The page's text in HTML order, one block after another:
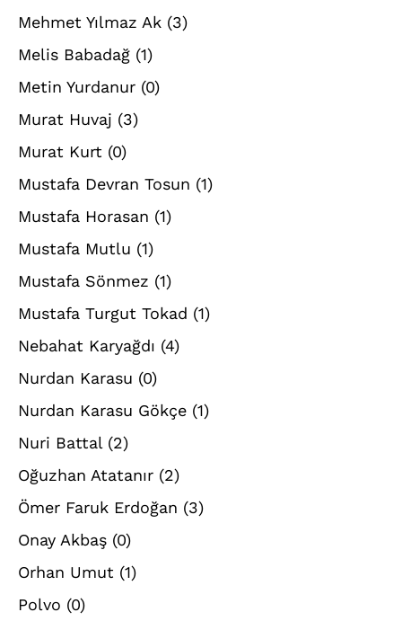
Mehmet Yılmaz Ak (3)
Melis Babadağ (1)
Metin Yurdanur (0)
Murat Huvaj (3)
Murat Kurt (0)
Mustafa Devran Tosun (1)
Mustafa Horasan (1)
Mustafa Mutlu (1)
Mustafa Sönmez (1)
Mustafa Turgut Tokad (1)
Nebahat Karyağdı (4)
Nurdan Karasu (0)
Nurdan Karasu Gökçe (1)
Nuri Battal (2)
Oğuzhan Atatanır (2)
Ömer Faruk Erdoğan (3)
Onay Akbaş (0)
Orhan Umut (1)
Polvo (0)